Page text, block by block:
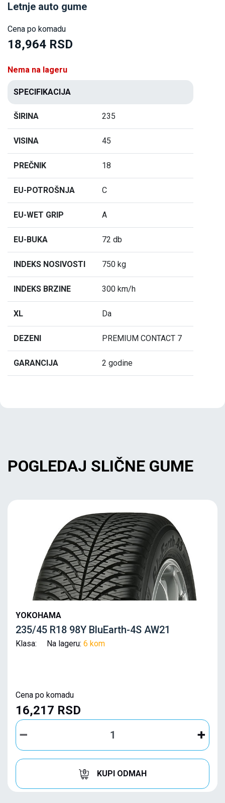
Letnje auto gume
Cena po komadu
18,964 RSD
Nema na lageru
SPECIFIKACIJA
ŠIRINA 235
VISINA 45
PREČNIK 18
EU-POTROŠNJA C
EU-WET GRIP A
EU-BUKA 72 db
INDEKS NOSIVOSTI 750 kg
INDEKS BRZINE 300 km/h
XL Da
DEZENI PREMIUM CONTACT 7
GARANCIJA 2 godine
POGLEDAJ SLIČNE GUME
YOKOHAMA
235/45 R18 98Y BluEarth-4S AW21
Klasa: Na lageru: 6 kom
Cena po komadu
16,217 RSD
KUPI ODMAH